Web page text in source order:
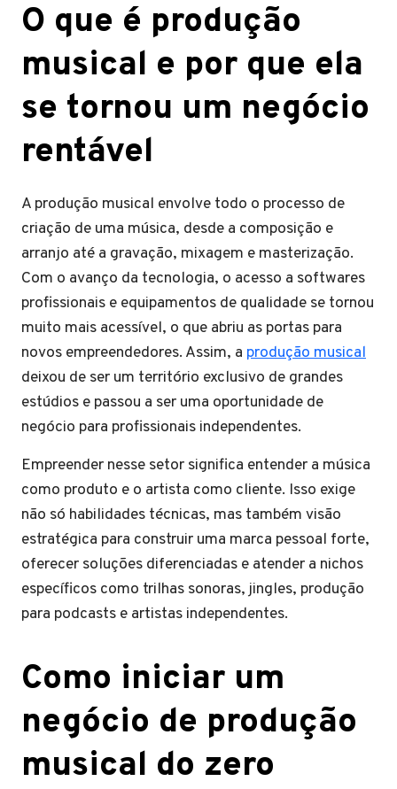
O que é produção
musical e por que ela
se tornou um negócio
rentável
A produção musical envolve todo o processo de
criação de uma música, desde a composição e
arranjo até a gravação, mixagem e masterização.
Com o avanço da tecnologia, o acesso a softwares
profissionais e equipamentos de qualidade se tornou
muito mais acessível, o que abriu as portas para
novos empreendedores. Assim, a produção musical
deixou de ser um território exclusivo de grandes
estúdios e passou a ser uma oportunidade de
negócio para profissionais independentes.
Empreender nesse setor significa entender a música
como produto e o artista como cliente. Isso exige
não só habilidades técnicas, mas também visão
estratégica para construir uma marca pessoal forte,
oferecer soluções diferenciadas e atender a nichos
específicos como trilhas sonoras, jingles, produção
para podcasts e artistas independentes.
Como iniciar um
negócio de produção
musical do zero